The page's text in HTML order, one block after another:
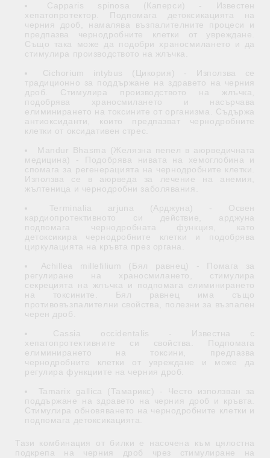
Capparis spinosa (Каперси) - Известен
хепатопротектор. Подпомага детоксикацията на
черния дроб, намалява възпалителните процеси и
предпазва чернодробните клетки от увреждане.
Също така може да подобри храносмилането и да
стимулира производството на жлъчка.
Cichorium intybus (Цикория) - Използва се
традиционно за поддържане на здравето на черния
дроб. Стимулира производството на жлъчка,
подобрява храносмилането и насърчава
елиминирането на токсините от организма. Съдържа
антиоксиданти, които предпазват чернодробните
клетки от оксидативен стрес.
Mandur Bhasma (Желязна пепел в аюрведичната
медицина) - Подобрява нивата на хемоглобина и
спомага за регенерацията на чернодробните клетки.
Използва се в аюрведа за лечение на анемия,
жълтеница и чернодробни заболявания.
Terminalia arjuna (Арджуна) - Освен
кардиопротективното си действие, арджуна
подпомага чернодробната функция, като
детоксикира чернодробните клетки и подобрява
циркулацията на кръвта през органа.
Achillea millefilium (Бял равнец) - Помага за
регулиране на храносмилането, стимулира
секрецията на жлъчка и подпомага елиминирането
на токсините. Бял равнец има също
противовъзпалителни свойства, полезни за възпален
черен дроб.
Cassia occidentalis - Известна с
хепатопротективните си свойства. Подпомага
елиминирането на токсини, предпазва
чернодробните клетки от увреждане и може да
регулира функциите на черния дроб.
Tamarix gallica (Тамарикс) - Често използван за
поддържане на здравето на черния дроб и кръвта.
Стимулира обновяването на чернодробните клетки и
подпомага детоксикацията.
Тази комбинация от билки е насочена към цялостна
подкрепа на черния дроб чрез стимулиране на